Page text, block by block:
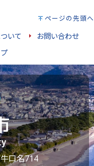
ページの先頭へ
いて
お問い合わせ
口名714